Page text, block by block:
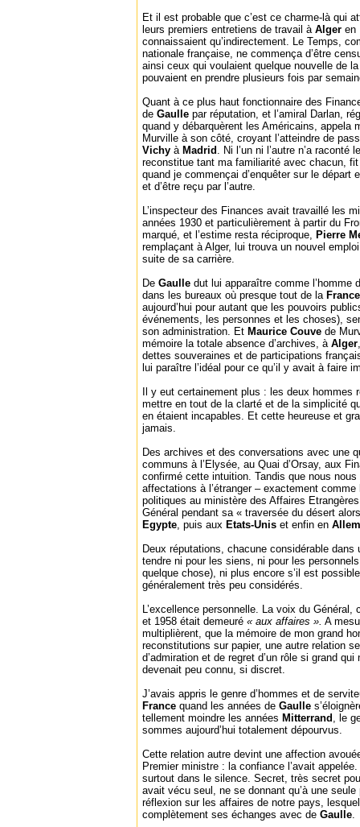
Et il est probable que c’est ce charme-là qui
leurs premiers entretiens de travail à Alger en
connaissaient qu’indirectement. Le Temps,
nationale française, ne commença d’être
ainsi ceux qui voulaient quelque nouvelle de
pouvaient en prendre plusieurs fois par
Quant à ce plus haut fonctionnaire des
de Gaulle par réputation, et l’amiral Darlan,
quand y débarquèrent les Américains, appela
Murville à son côté, croyant l’atteindre de
Vichy à Madrid . Ni l’un ni l’autre n’a raconté
reconstitue tant ma familiarité avec chacun,
quand je commençai d’enquêter sur le départ
et d’être reçu par l’autre.
L’inspecteur des Finances avait travaillé les
années 1930 et particulièrement à partir du
marqué, et l’estime resta réciproque, Pierre
remplaçant à Alger, lui trouva un nouvel
suite de sa carrière.
De Gaulle dut lui apparaître comme l’homme
dans les bureaux où presque tout de la
aujourd’hui pour autant que les pouvoirs
événements, les personnes et les choses),
son administration. Et Maurice Couve de
mémoire la totale absence d’archives, à Alger
dettes souveraines et de participations
lui paraître l’idéal pour ce qu’il y avait à faire
Il y eut certainement plus : les deux hommes
mettre en tout de la clarté et de la simplicité
en étaient incapables. Et cette heureuse et
jamais.
Des archives et des conversations avec une
communs à l’Elysée, au Quai d’Orsay, aux
confirmé cette intuition. Tandis que nous
affectations à l’étranger – exactement comme
politiques au ministère des Affaires
Général pendant sa « traversée du désert
Egypte, puis aux Etats-Unis et enfin en
Deux réputations, chacune considérable dans
tendre ni pour les siens, ni pour les
quelque chose), ni plus encore s’il est
généralement très peu considérés.
L’excellence personnelle. La voix du
et 1958 était demeuré « aux affaires ». A
multiplièrent, que la mémoire de mon grand
reconstitutions sur papier, une autre relation
d’admiration et de regret d’un rôle si grand
devenait peu connu, si discret.
J’avais appris le genre d’hommes et de
France quand les années de Gaulle
tellement moindre les années Mitterrand , le
sommes aujourd’hui totalement dépourvus.
Cette relation autre devint une affection
Premier ministre : la confiance l’avait
surtout dans le silence. Secret, très secret
avait vécu seul, ne se donnant qu’à une
réflexion sur les affaires de notre pays,
complètement ses échanges avec de Gaulle.